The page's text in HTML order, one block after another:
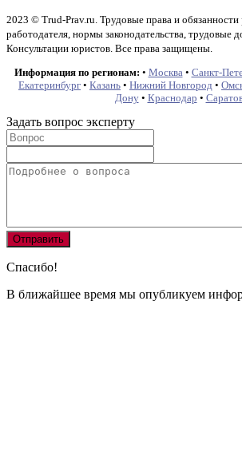
2023 © Trud-Prav.ru. Трудовые права и обязанности
работодателя, нормы законодательства, трудовые
Консультации юристов. Все права защищены.
Информация по регионам: • Москва • Санкт-
Екатеринбург • Казань • Нижний Новгород •
Дону• Краснодар •
Задать вопрос эксперту
Спасибо!
В ближайшее время мы опубликуем